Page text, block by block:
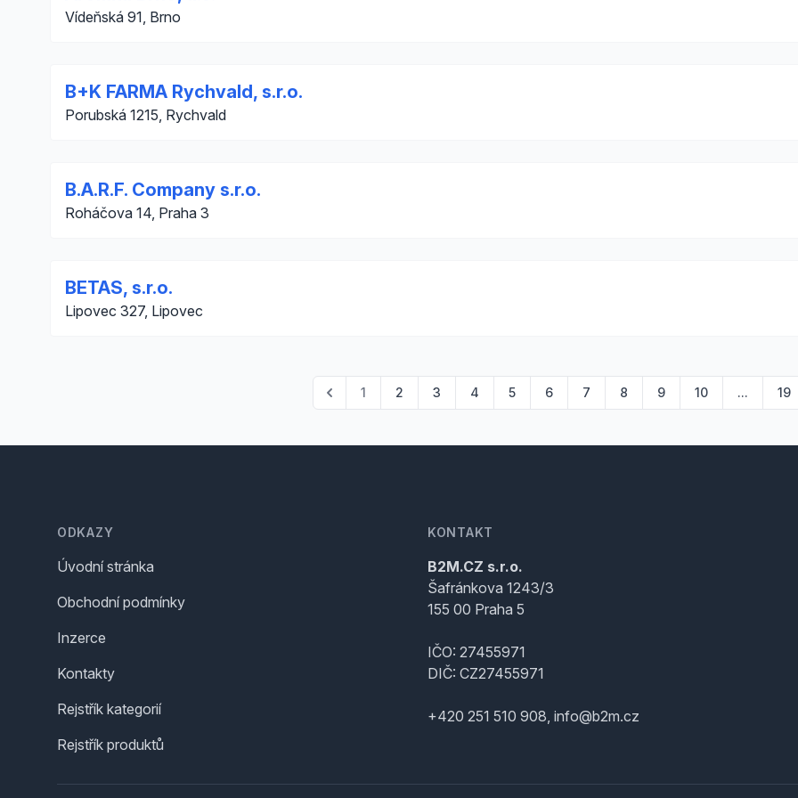
Vídeňská 91, Brno
B+K FARMA Rychvald, s.r.o.
Porubská 1215, Rychvald
B.A.R.F. Company s.r.o.
Roháčova 14, Praha 3
BETAS, s.r.o.
Lipovec 327, Lipovec
1 2 3 4 5 6 7 8 9 10 ... 19
ODKAZY
Úvodní stránka
Obchodní podmínky
Inzerce
Kontakty
Rejstřík kategorií
Rejstřík produktů
KONTAKT
B2M.CZ s.r.o.
Šafránkova 1243/3
155 00 Praha 5
IČO: 27455971
DIČ: CZ27455971
+420 251 510 908, info@b2m.cz